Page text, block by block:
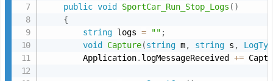
public void SportCar_Run_Stop_Logs ( )
{
string logs = "" ;
void
Capture(string m, string s ,
        Application
. logMessageReceived +=